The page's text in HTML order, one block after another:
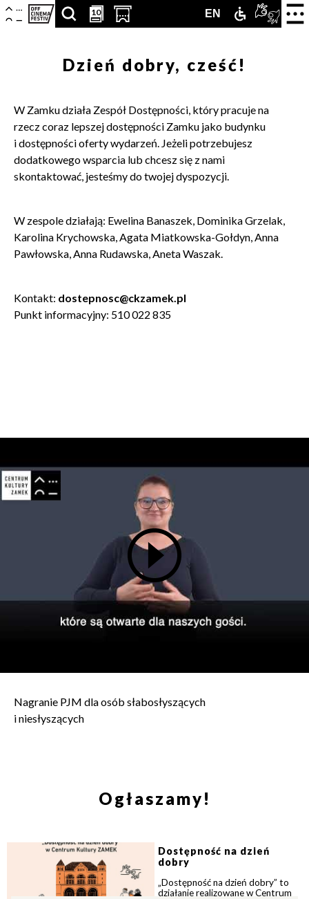
Nawigacja
SZUKAJ
PODSTRON,
LUDZI,
PARTNERÓW
PRZESCROLLUJ
SEKCJI
WYDARZEŃ
10 OTWÓRZ
Z
BILETÓW
W
NOWEJ
10 ENGLISH
EN ZAMEK
Centrum
Kultury
Zamek
-
strona
główna
Dzień dobry, cześć!
W Zamku działa Zespół Dostępności, który pracuje na
rzecz coraz lepszej dostępności Zamku jako budynku
i dostępności oferty wydarzeń. Jeżeli potrzebujesz
dodatkowego wsparcia lub chcesz się z nami
skontaktować, jesteśmy do twojej dyspozycji.
W zespole działają: Ewelina Banaszek, Dominika Grzelak,
Karolina Krychowska, Agata Miatkowska-Gołdyn, Anna
Pawłowska, Anna Rudawska, Aneta Waszak.
Kontakt: dostepnosc@ckzamek.pl
Punkt informacyjny: 510 022 835
Nagranie PJM dla osób słabosłyszących
i niesłyszących
Ogłaszamy!
Dostępność na dzień
dobry
„Dostępność na dzień dobry” to
działanie realizowane w Centrum